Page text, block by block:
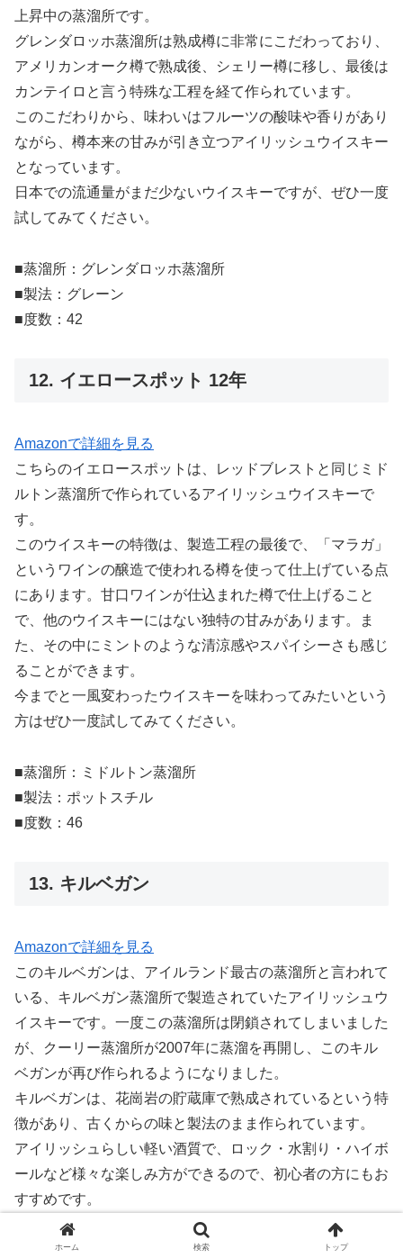
上昇中の蒸溜所です。
グレンダロッホ蒸溜所は熟成樽に非常にこだわっており、
アメリカンオーク樽で熟成後、シェリー樽に移し、最後は
カンテイロと言う特殊な工程を経て作られています。
このこだわりから、味わいはフルーツの酸味や香りがあり
ながら、樽本来の甘みが引き立つアイリッシュウイスキー
となっています。
日本での流通量がまだ少ないウイスキーですが、ぜひ一度
試してみてください。
■蒸溜所：グレンダロッホ蒸溜所
■製法：グレーン
■度数：42
12. イエロースポット 12年
Amazonで詳細を見る
こちらのイエロースポットは、レッドブレストと同じミド
ルトン蒸溜所で作られているアイリッシュウイスキーで
す。
このウイスキーの特徴は、製造工程の最後で、「マラガ」
というワインの醸造で使われる樽を使って仕上げている点
にあります。甘口ワインが仕込まれた樽で仕上げること
で、他のウイスキーにはない独特の甘みがあります。ま
た、その中にミントのような清涼感やスパイシーさも感じ
ることができます。
今までと一風変わったウイスキーを味わってみたいという
方はぜひ一度試してみてください。
■蒸溜所：ミドルトン蒸溜所
■製法：ポットスチル
■度数：46
13. キルベガン
Amazonで詳細を見る
このキルベガンは、アイルランド最古の蒸溜所と言われて
いる、キルベガン蒸溜所で製造されていたアイリッシュウ
イスキーです。一度この蒸溜所は閉鎖されてしまいました
が、クーリー蒸溜所が2007年に蒸溜を再開し、このキル
ベガンが再び作られるようになりました。
キルベガンは、花崗岩の貯蔵庫で熟成されているという特
徴があり、古くからの味と製法のまま作られています。
アイリッシュらしい軽い酒質で、ロック・水割り・ハイボ
ールなど様々な楽しみ方ができるので、初心者の方にもお
すすめです。
■蒸溜所：クーリー蒸溜所
ホーム 検索 トップ